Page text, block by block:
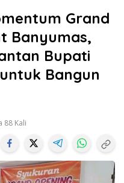
Grand
Banyumas,
Bupati
Bangun
88 Kali